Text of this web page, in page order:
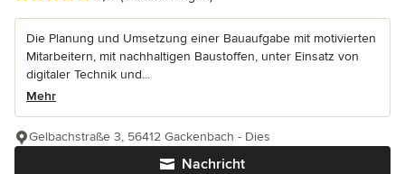
Die Planung und Umsetzung einer Bauaufgabe mit motivierten
Mitarbeitern, mit nachhaltigen Baustoffen, unter Einsatz von
digitaler Technik und...
Mehr
Nachricht
Gelbachstraße 3, 56412 Gackenbach - Dies